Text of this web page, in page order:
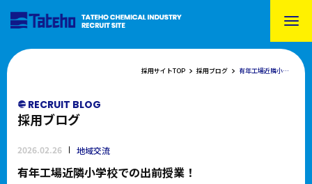
採用サイトTOP 採用ブログ 有年工場近隣小学校での出前授業！
RECRUIT BLOG
採用ブログ
2026.02.26 地域交流
有年工場近隣小学校での出前授業！